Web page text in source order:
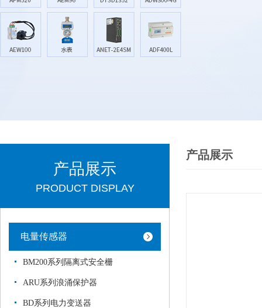
产品展示
PRODUCT DISPLAY
电量传感器
BM200系列隔离式安全栅
ARU系列浪涌保护器
BD系列电力变送器
产品展示